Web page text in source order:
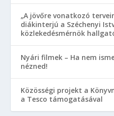
„A jövőre vonatkozó
diákinterjú a Széchenyi
közlekedésmérnök
Nyári filmek – Ha nem
nézned!
Közösségi projekt a
a Tesco támogatásával